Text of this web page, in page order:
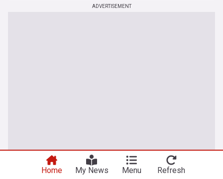
ADVERTISEMENT
Home My News Menu Refresh